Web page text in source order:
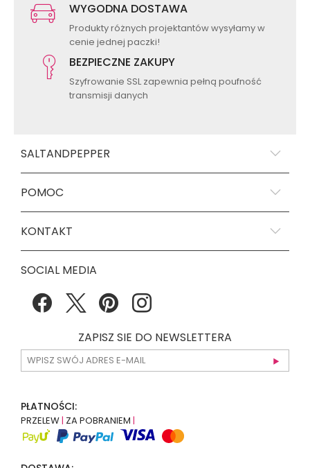
WYGODNA DOSTAWA
Produkty różnych projektantów wysyłamy w
cenie jednej paczki!
BEZPIECZNE ZAKUPY
Szyfrowanie SSL zapewnia pełną poufność
transmisji danych
SALTANDPEPPER
POMOC
KONTAKT
SOCIAL MEDIA
ZAPISZ SIE DO NEWSLETTERA
PŁATNOŚCI:
PRZELEW | ZA POBRANIEM |